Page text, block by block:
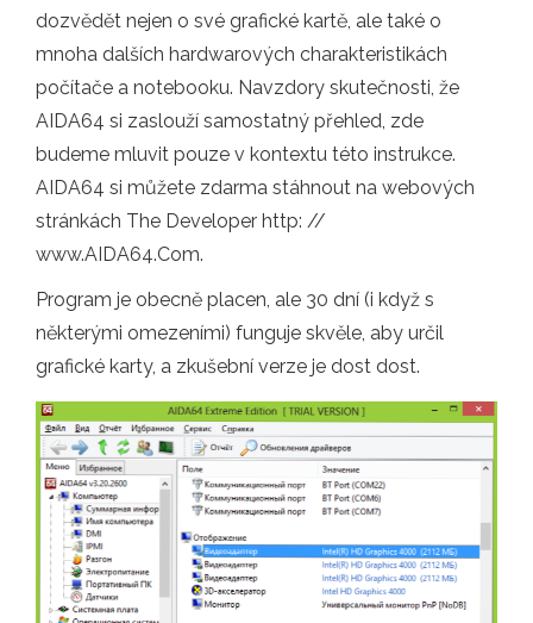
dozvědět nejen o své grafické kartě, ale také o
mnoha dalších hardwarových charakteristikách
počítače a notebooku. Navzdory skutečnosti, že
AIDA64 si zaslouží samostatný přehled, zde
budeme mluvit pouze v kontextu této instrukce.
AIDA64 si můžete zdarma stáhnout na webových
stránkách The Developer http: //
www.AIDA64.Com.
Program je obecně placen, ale 30 dní (i když s
některými omezeními) funguje skvěle, aby určil
grafické karty, a zkušební verze je dost dost.